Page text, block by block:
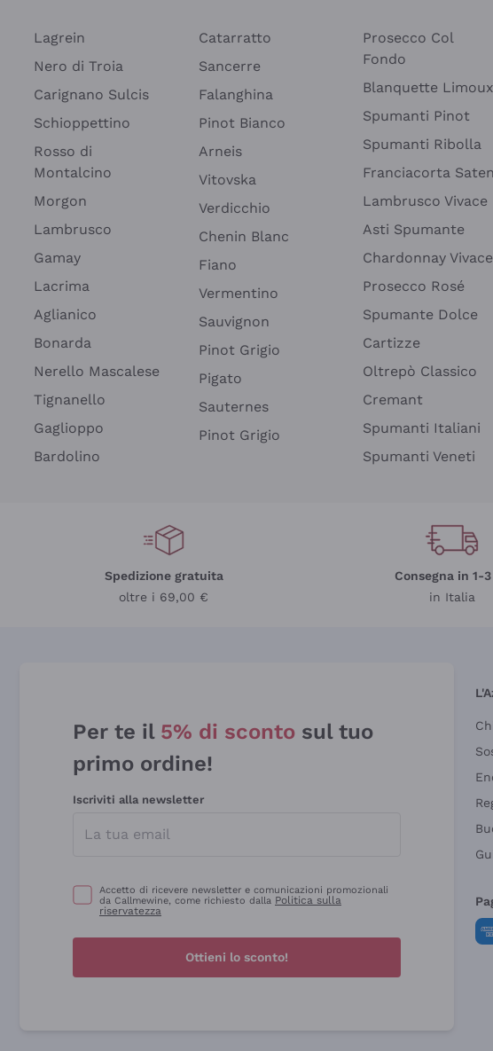
Lagrein
Nero di Troia
Carignano Sulcis
Schioppettino
Rosso di
Montalcino
Morgon
Lambrusco
Gamay
Lacrima
Aglianico
Bonarda
Nerello Mascalese
Tignanello
Gaglioppo
Bardolino
Catarratto
Sancerre
Falanghina
Pinot Bianco
Arneis
Vitovska
Verdicchio
Chenin Blanc
Fiano
Vermentino
Sauvignon
Pinot Grigio
Pigato
Sauternes
Pinot Grigio
Prosecco Col
Fondo
Blanquette Limoux
Spumanti Pinot
Spumanti Ribolla
Franciacorta Saten
Lambrusco Vivace
Asti Spumante
Chardonnay Vivace
Prosecco Rosé
Spumante Dolce
Cartizze
Oltrepò Classico
Cremant
Spumanti Italiani
Spumanti Veneti
Spedizione gratuita
oltre i 69,00 €
Consegna in 1-
in Italia
Per te il 5% di sconto sul tuo
primo ordine!
Iscriviti alla newsletter
Accetto di ricevere newsletter e comunicazioni promozionali
da Callmewine, come richiesto dalla Politica sulla
riservatezza
Ottieni lo sconto!